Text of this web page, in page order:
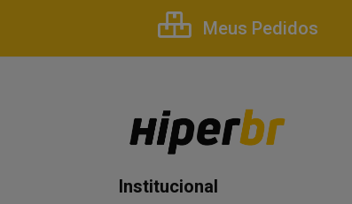
Meus Pedidos
Institucional